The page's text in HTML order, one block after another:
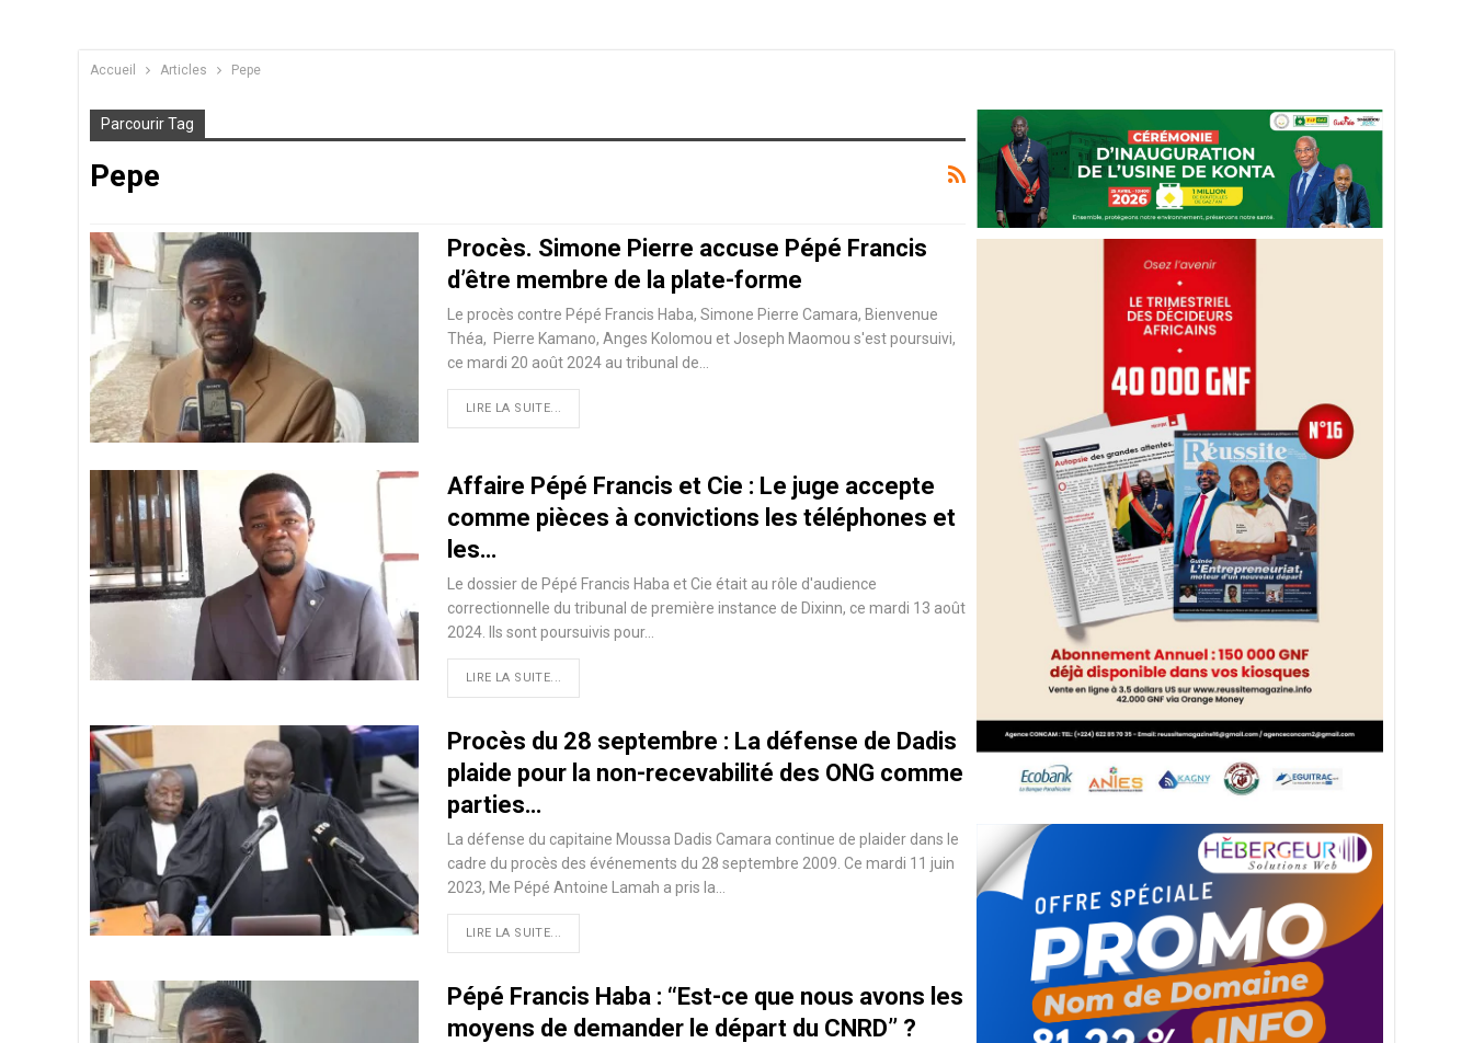
Accueil Articles Pepe
Parcourir Tag
Pepe
Procès. Simone Pierre accuse Pépé Francis
d’être membre de la plate-forme
Le procès contre Pépé Francis Haba, Simone Pierre Camara, Bienvenue
Théa, Pierre Kamano, Anges Kolomou et Joseph Maomou s'est poursuivi,
ce mardi 20 août 2024 au tribunal de…
LIRE LA SUITE...
Affaire Pépé Francis et Cie : Le juge accepte
comme pièces à convictions les téléphones et
les…
Le dossier de Pépé Francis Haba et Cie était au rôle d'audience
correctionnelle du tribunal de première instance de Dixinn, ce mardi 13 août
2024. Ils sont poursuivis pour…
LIRE LA SUITE...
Procès du 28 septembre : La défense de Dadis
plaide pour la non-recevabilité des ONG comme
parties…
La défense du capitaine Moussa Dadis Camara continue de plaider dans le
cadre du procès des événements du 28 septembre 2009. Ce mardi 11 juin
2023, Me Pépé Antoine Lamah a pris la…
LIRE LA SUITE...
Pépé Francis Haba : ‘‘Est-ce que nous avons les
moyens de demander le départ du CNRD’’ ?